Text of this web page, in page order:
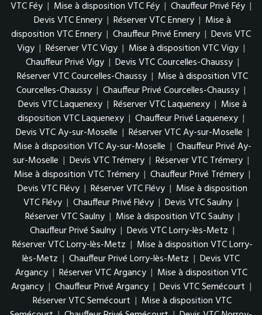
VTC Féy | Mise à disposition VTC Féy | Chauffeur Privé Féy |
Devis VTC Ennery | Réserver VTC Ennery | Mise à
disposition VTC Ennery | Chauffeur Privé Ennery | Devis VTC
Vigy | Réserver VTC Vigy | Mise à disposition VTC Vigy |
Chauffeur Privé Vigy | Devis VTC Courcelles-Chaussy |
Réserver VTC Courcelles-Chaussy | Mise à disposition VTC
Courcelles-Chaussy | Chauffeur Privé Courcelles-Chaussy |
Devis VTC Laquenexy | Réserver VTC Laquenexy | Mise à
disposition VTC Laquenexy | Chauffeur Privé Laquenexy |
Devis VTC Ay-sur-Moselle | Réserver VTC Ay-sur-Moselle |
Mise à disposition VTC Ay-sur-Moselle | Chauffeur Privé Ay-
sur-Moselle | Devis VTC Trémery | Réserver VTC Trémery |
Mise à disposition VTC Trémery | Chauffeur Privé Trémery |
Devis VTC Flévy | Réserver VTC Flévy | Mise à disposition
VTC Flévy | Chauffeur Privé Flévy | Devis VTC Saulny |
Réserver VTC Saulny | Mise à disposition VTC Saulny |
Chauffeur Privé Saulny | Devis VTC Lorry-lès-Metz |
Réserver VTC Lorry-lès-Metz | Mise à disposition VTC Lorry-
lès-Metz | Chauffeur Privé Lorry-lès-Metz | Devis VTC
Argancy | Réserver VTC Argancy | Mise à disposition VTC
Argancy | Chauffeur Privé Argancy | Devis VTC Semécourt |
Réserver VTC Semécourt | Mise à disposition VTC